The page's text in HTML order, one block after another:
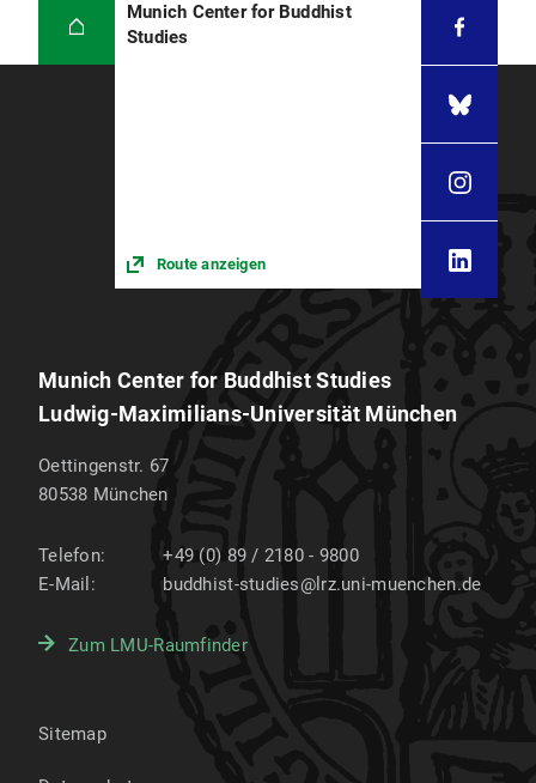
Munich Center for Buddhist
Studies
Route anzeigen
Munich Center for Buddhist Studies
Ludwig-Maximilians-Universität München
Oettingenstr. 67
80538 München
Telefon:
+49 (0) 89 / 2180 - 9800
E-Mail:
buddhist-studies@lrz.uni-muenchen.de
Zum LMU-Raumfinder
Sitemap